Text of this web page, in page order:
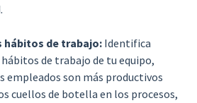
hábitos de trabajo: Identifica
de trabajo de tu equipo,
empleados son más productivos
cuellos de botella en los procesos,